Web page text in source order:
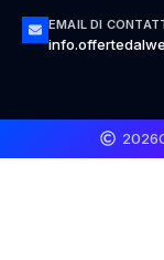
EMAIL DI
2026